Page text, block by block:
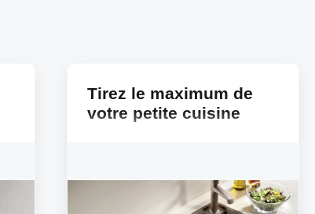
Tirez le maximum de
votre petite cuisine